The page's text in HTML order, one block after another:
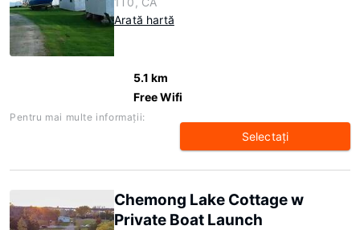
Arată hartă
5.1 km
Free Wifi
Pentru mai multe informaţii:
Selectaţi
Chemong Lake Cottage w
Private Boat Launch